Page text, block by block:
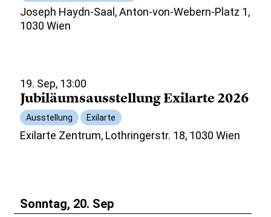
Joseph Haydn-Saal, Anton-von-Webern-Platz 1,
1030 Wien
19. Sep, 13:00
Jubiläumsausstellung Exilarte 2026
Ausstellung Exilarte
Exilarte Zentrum, Lothringerstr. 18, 1030 Wien
Sonntag, 20. Sep